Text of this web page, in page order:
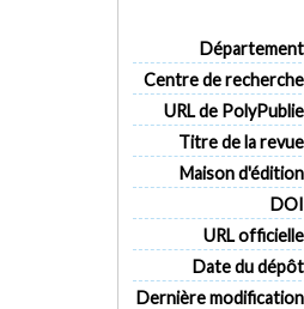
Centre de
URL de
Titre de la
Maison
URL
Date du
Dernière